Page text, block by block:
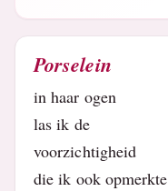
Porselein
in haar ogen
las ik de
voorzichtigheid
die ik ook opmerkte